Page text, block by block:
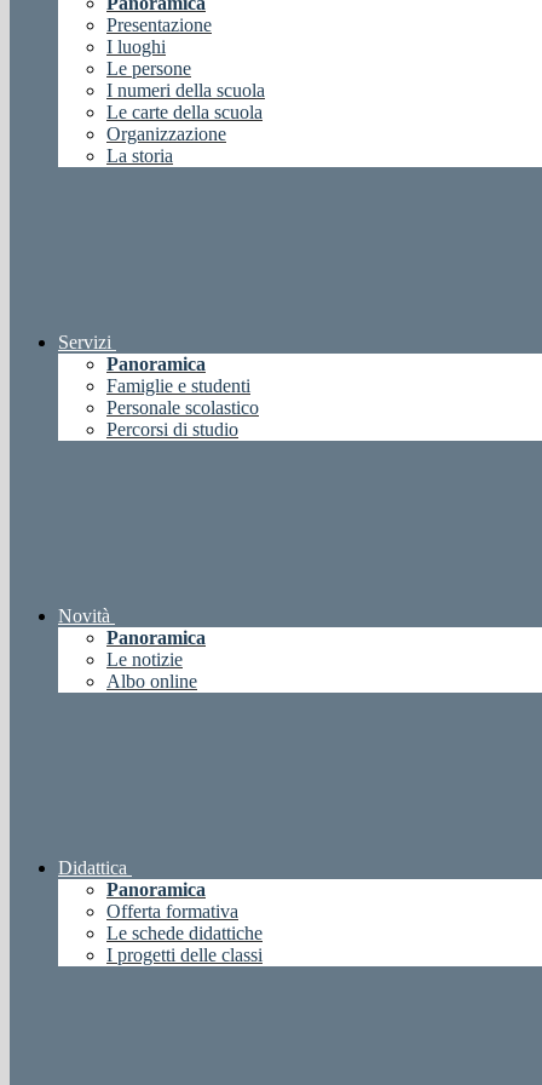
Presentazione
I luoghi
Le persone
I numeri della scuola
Le carte della scuola
Organizzazione
La storia
Servizi
Panoramica
Famiglie e studenti
Personale scolastico
Percorsi di studio
Novità
Panoramica
Le notizie
Albo online
Didattica
Panoramica
Offerta formativa
Le schede didattiche
I progetti delle classi